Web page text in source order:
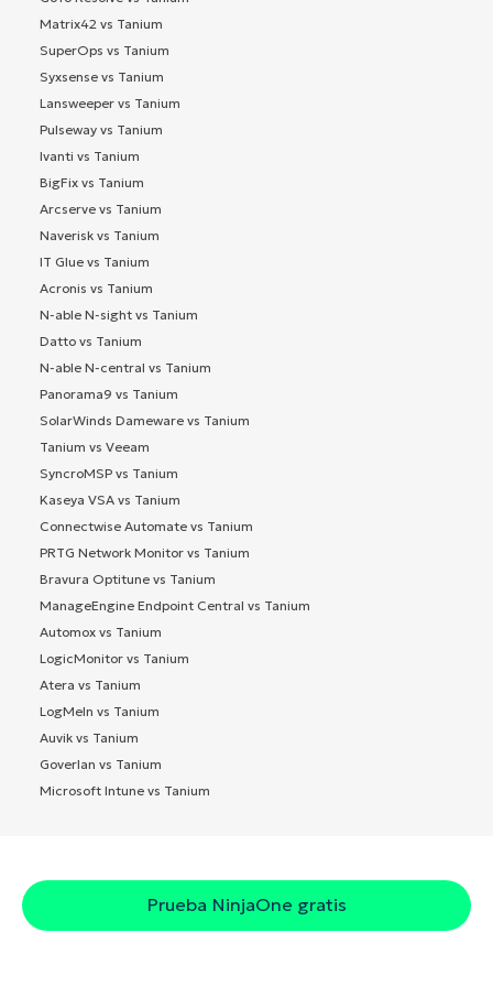
Matrix42 vs Tanium
SuperOps vs Tanium
Syxsense vs Tanium
Lansweeper vs Tanium
Pulseway vs Tanium
Ivanti vs Tanium
BigFix vs Tanium
Arcserve vs Tanium
Naverisk vs Tanium
IT Glue vs Tanium
Acronis vs Tanium
N-able N-sight vs Tanium
Datto vs Tanium
N-able N-central vs Tanium
Panorama9 vs Tanium
SolarWinds Dameware vs Tanium
Tanium vs Veeam
SyncroMSP vs Tanium
Kaseya VSA vs Tanium
Connectwise Automate vs Tanium
PRTG Network Monitor vs Tanium
Bravura Optitune vs Tanium
ManageEngine Endpoint Central vs Tanium
Automox vs Tanium
LogicMonitor vs Tanium
Atera vs Tanium
LogMeIn vs Tanium
Auvik vs Tanium
Goverlan vs Tanium
Microsoft Intune vs Tanium
Prueba NinjaOne gratis